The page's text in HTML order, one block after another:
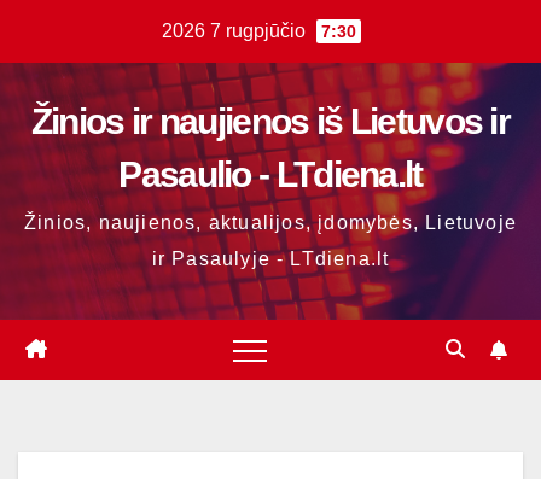
content
2026 7 rugpjūčio 7:30
Žinios ir naujienos iš Lietuvos ir
Pasaulio - LTdiena.lt
Žinios, naujienos, aktualijos, įdomybės, Lietuvoje
ir Pasaulyje - LTdiena.lt